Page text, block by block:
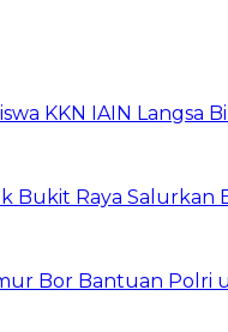
KKN IAIN Langsa
Bukit Raya Salurkan
Bor Bantuan Polri